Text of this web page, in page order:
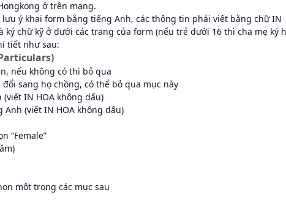
ở trên mạng.
ý khai form bằng tiếng Anh, các thông tin phải viết bằng chữ IN
ký chữ kỹ ở dưới các trang của form (nếu trẻ dưới 16 thì cha mẹ ký
tiết như sau:
nếu không có thì bỏ qua
sang họ chồng, có thể bỏ qua mục này
IN HOA không dấu)
Anh (viết IN HOA không dấu)
“Female”
một trong các mục sau